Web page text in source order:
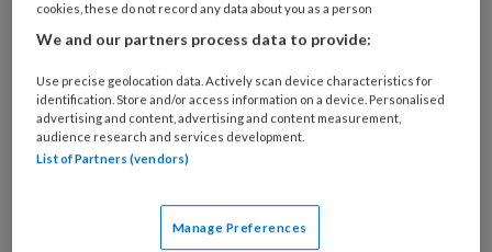
Gray en collega onderzochten dit middels een
retrospectief dossieronderzoek over 2016. Er
werden 447 patiënten uit de staat Nevada (VS)
geïncludeerd waarbij een zogenaamde
‘workers’ compensation claim
procent was man. Verder was 39 procent
cookies, these do not record any data about you as a person
We and our partners process data to provide:
Use precise geolocation data. Actively scan device characteristics for
identification. Store and/or access information on a device. Personalised
advertising and content, advertising and content measurement,
audience research and services development.
List of Partners (vendors)
Manage Preferences